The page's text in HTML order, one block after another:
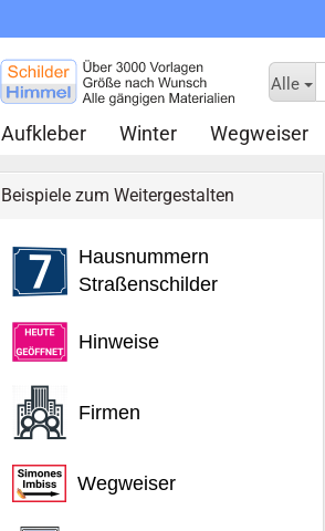
Alle
Aufkleber Winter Wegweiser
Beispiele zum Weitergestalten
Hausnummern
Straßenschilder
Hinweise
Firmen
Wegweiser